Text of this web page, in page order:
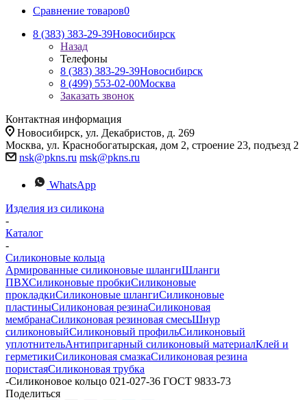
Сравнение товаров0
8 (383) 383-29-39Новосибирск
Назад
Телефоны
8 (383) 383-29-39Новосибирск
8 (499) 553-02-00Москва
Заказать звонок
Контактная информация
Новосибирск, ул. Декабристов, д. 269
Москва, ул. Краснобогатырская, дом 2, строение 23, подъезд 2
nsk@pkns.ru msk@pkns.ru
WhatsApp
Изделия из силикона
-
Каталог
-
Силиконовые кольца
Армированные силиконовые шлангиШланги
ПВХСиликоновые пробкиСиликоновые
прокладкиСиликоновые шлангиСиликоновые
пластиныСиликоновая резинаСиликоновая
мембранаСиликоновая резиновая смесьШнур
силиконовыйСиликоновый профильСиликоновый
уплотнительАнтипригарный силиконовый материалКлей и
герметикиСиликоновая смазкаСиликоновая резина
пористаяСиликоновая трубка
-Силиконовое кольцо 021-027-36 ГОСТ 9833-73
Поделиться